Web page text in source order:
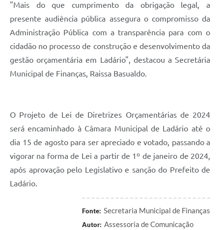
"Mais do que cumprimento da obrigação legal, a
presente audiência pública assegura o compromisso da
Administração Pública com a transparência para com o
cidadão no processo de construção e desenvolvimento da
gestão orçamentária em Ladário", destacou a Secretária
Municipal de Finanças, Raissa Basualdo.
O Projeto de Lei de Diretrizes Orçamentárias de 2024
será encaminhado à Câmara Municipal de Ladário até o
dia 15 de agosto para ser apreciado e votado, passando a
vigorar na forma de Lei a partir de 1º de janeiro de 2024,
após aprovação pelo Legislativo e sanção do Prefeito de
Ladário.
Fonte: Secretaria Municipal de Finanças
Autor: Assessoria de Comunicação